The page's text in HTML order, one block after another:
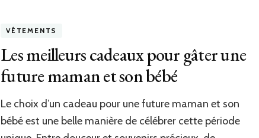
VÊTEMENTS
Les meilleurs cadeaux pour gâter une
future maman et son bébé
Le choix d’un cadeau pour une future maman et son
bébé est une belle manière de célébrer cette période